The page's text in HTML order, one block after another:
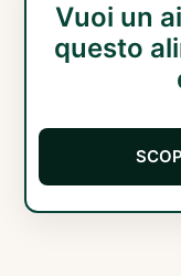
Vuoi un
questo